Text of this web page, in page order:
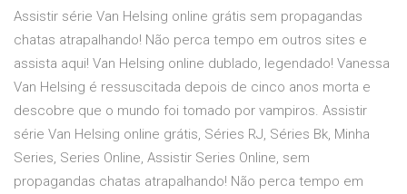
Assistir série Van Helsing online grátis sem propagandas
chatas atrapalhando! Não perca tempo em outros sites e
assista aqui! Van Helsing online dublado, legendado! Vanessa
Van Helsing é ressuscitada depois de cinco anos morta e
descobre que o mundo foi tomado por vampiros. Assistir
série Van Helsing online grátis, Séries RJ, Séries Bk, Minha
Series, Series Online, Assistir Series Online, sem
propagandas chatas atrapalhando! Não perca tempo em